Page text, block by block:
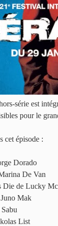
série est
pour le
cet épisode :
Dorado
De Van
Die de Lucky
Mak
List